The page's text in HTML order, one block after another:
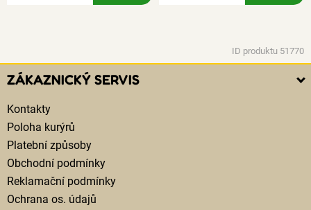
ID produktu 51770
ZÁKAZNICKÝ SERVIS
Kontakty
Poloha kurýrů
Platební způsoby
Obchodní podmínky
Reklamační podmínky
Ochrana os. údajů